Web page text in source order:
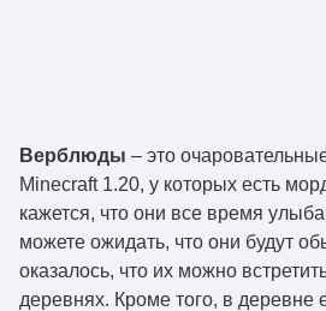
Верблюды – это
Minecraft 1.20, у которых есть
кажется, что они все время
можете ожидать, что они будут
оказалось, что их можно
деревнях. Кроме того, в деревне